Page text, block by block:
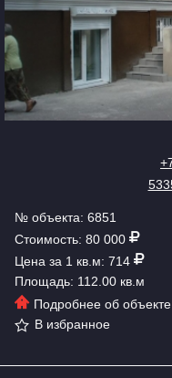
№ объекта: 6851
Стоимость: 80 000
Цена за 1 кв.м: 714
Площадь: 112.00 кв.м
Подробнее об объекте
В избранное